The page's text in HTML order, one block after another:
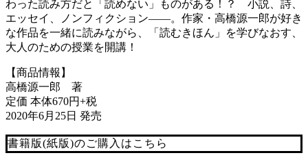
わった読み方だと「読めない」ものがある！？ 小説、詩、
エッセイ、ノンフィクション――。作家・高橋源一郎が好き
な作品を一緒に読みながら、「読むきほん」を学びなおす、
大人のための授業を開講！
【商品情報】
高橋源一郎 著
定価 本体670円+税
2020年6月25日 発売
書籍版(紙版)のご購入はこちら